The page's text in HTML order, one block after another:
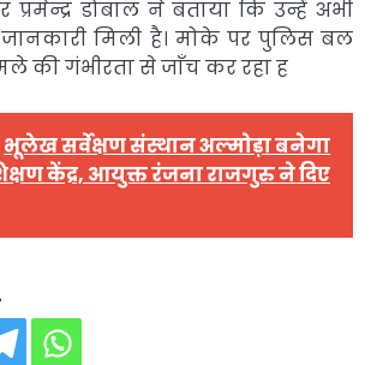
प्रमेन्द्र डोबाल ने बताया कि उन्हें अभी
मिली है। मोके पर पुलिस बल
की गंभीरता से जाँच कर रहा ह
भूलेख सर्वेक्षण संस्थान अल्मोड़ा बनेगा
केंद्र, आयुक्त रंजना राजगुरु ने दिए